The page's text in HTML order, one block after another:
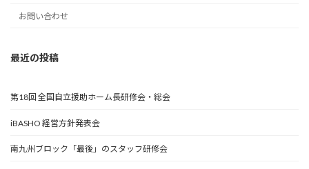
お問い合わせ
最近の投稿
第18回 全国自立援助ホーム長研修会・総会
iBASHO 経営方針発表会
南九州ブロック「最後」のスタッフ研修会